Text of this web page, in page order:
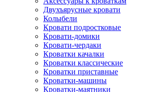
Двухъярусные кровати
Колыбели
Кровати подростковые
Кровати-домики
Кровати-чердаки
Кроватки качалки
Кроватки классические
Кроватки приставные
Кроватки-машины
Кроватки-маятники